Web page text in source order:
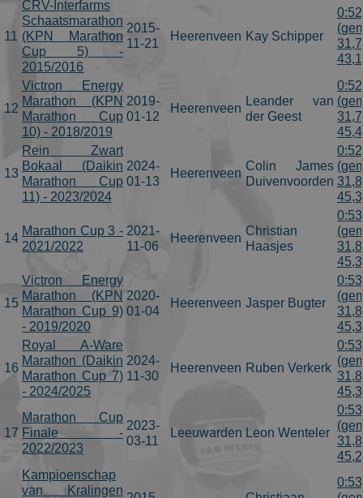
11
CRV-Interfarms
Schaatsmarathon
(KPN Marathon
Cup 5) -
2015/2016
2015-
11-21
Heerenveen Kay Schipper
12
Victron Energy
Marathon (KPN
Marathon Cup
10) - 2018/2019
2019-
01-12
Heerenveen
Leander van
der Geest
13
Rein Zwart
Bokaal (Daikin
Marathon Cup
11) - 2023/2024
2024-
01-13
Heerenveen
Colin James
Duivenvoorden
14
Marathon Cup 3 -
2021/2022
2021-
11-06
Heerenveen
Christian
Haasjes
15
Victron Energy
Marathon (KPN
Marathon Cup 9)
- 2019/2020
2020-
01-04
Heerenveen Jasper Bugter
16
Royal A-Ware
Marathon (Daikin
Marathon Cup 7)
- 2024/2025
2024-
11-30
Heerenveen Ruben Verkerk
17
Marathon Cup
Finale -
2022/2023
2023-
03-11
Leeuwarden Leon Wenteler
Kampioenschap
van Kralingen